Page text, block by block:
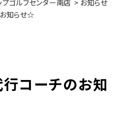
プゴルフセンター南店
お知らせ
知らせ☆
コーチのお知